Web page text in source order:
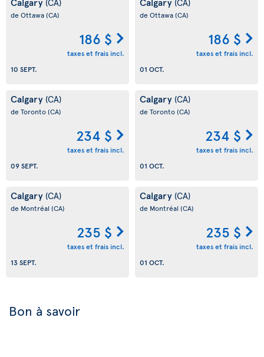
de Ottawa(CA)
186 $
taxes et frais incl.
10 SEPT.
de Ottawa(CA)
186 $
taxes et frais incl.
01 OCT.
Calgary (CA)
de Toronto(CA)
234 $
taxes et frais incl.
09 SEPT.
Calgary (CA)
de Toronto(CA)
234 $
taxes et frais incl.
01 OCT.
Calgary (CA)
de Montréal (CA)
235 $
taxes et frais incl.
13 SEPT.
Calgary (CA)
de Montréal (CA)
235 $
taxes et frais incl.
01 OCT.
Bon à savoir